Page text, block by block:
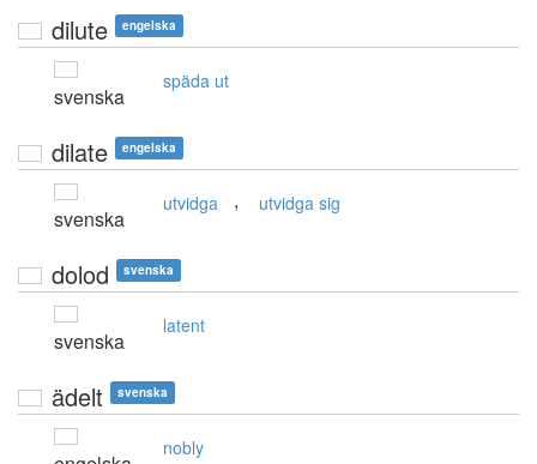
dilute engelska
svenska
späda ut
dilate engelska
svenska
utvidga , utvidga sig
dolod svenska
svenska
latent
ädelt svenska
nobly